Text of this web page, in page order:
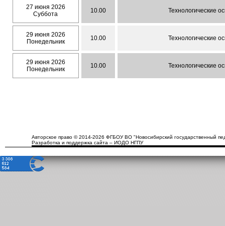
27 июня 2026
Суббота
10.00 Технологические
29 июня 2026
Понедельник
10.00 Технологические
29 июня 2026
Понедельник
10.00 Технологические
Авторское право © 2014-2026 ФГБОУ ВО "Новосибирский государственный
Разработка и поддержка сайта – ИОДО НГПУ